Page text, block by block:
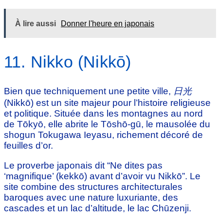
À lire aussi Donner l'heure en japonais
11. Nikko (Nikkō)
Bien que techniquement une petite ville, 日光
(Nikkō) est un site majeur pour l’histoire religieuse
et politique. Située dans les montagnes au nord
de Tōkyō, elle abrite le Tōshō-gū, le mausolée du
shogun Tokugawa Ieyasu, richement décoré de
feuilles d’or.
Le proverbe japonais dit “Ne dites pas
‘magnifique’ (kekkō) avant d’avoir vu Nikkō”. Le
site combine des structures architecturales
baroques avec une nature luxuriante, des
cascades et un lac d’altitude, le lac Chūzenji.